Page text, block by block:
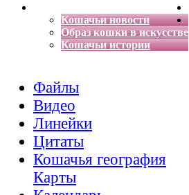
Кошачьи новости
Образ кошки в искусстве
Кошачьи истории
Файлы
Видео
Линейки
Цитаты
Кошачья география
Карты